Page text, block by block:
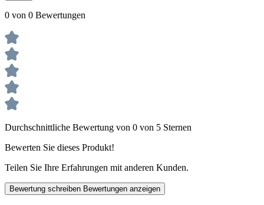
0 von 0 Bewertungen
Durchschnittliche Bewertung von 0 von 5 Sternen
Bewerten Sie dieses Produkt!
Teilen Sie Ihre Erfahrungen mit anderen Kunden.
Bewertung schreiben Bewertungen anzeigen